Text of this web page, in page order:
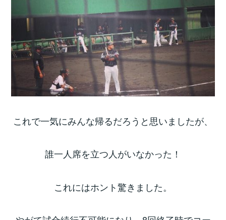
これで一気にみんな帰るだろうと思いましたが、
誰一人席を立つ人がいなかった！
これにはホント驚きました。